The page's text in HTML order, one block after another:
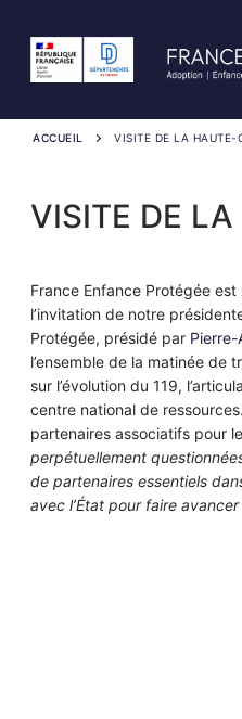
contenu
ACCUEIL VISITE DE LA HAUTE-
VISITE DE
France Enfance Protégée
l’invitation de notre
Protégée, présidé par Pierre-
l’ensemble de la matinée de
sur l’évolution du 119,
centre national de
partenaires associatifs pour
perpétuellement
de partenaires essentiels
avec l’État pour faire